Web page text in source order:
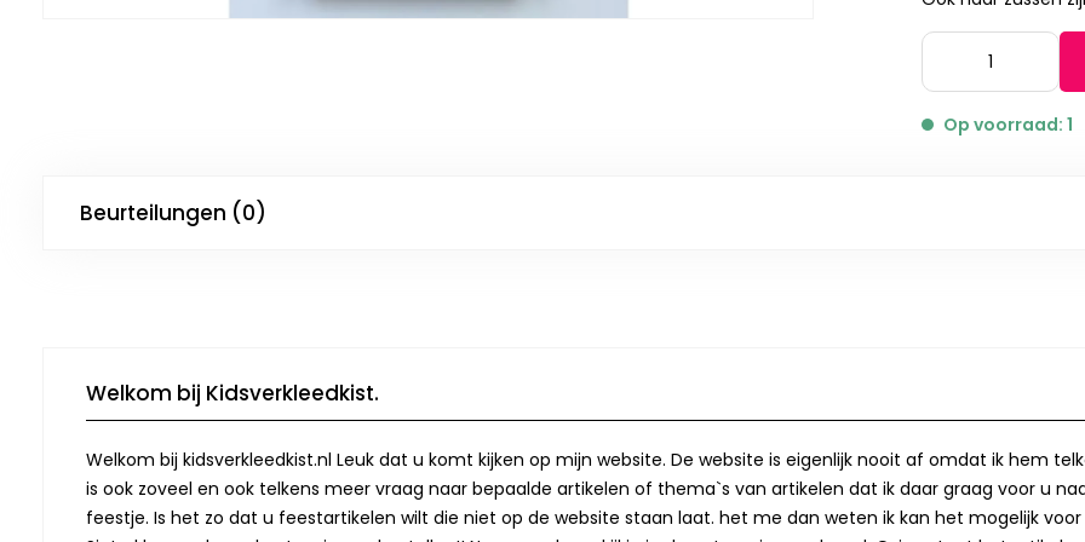
Op voorraad: 1
Beurteilungen (0)
Welkom bij Kidsverkleedkist.
Welkom bij kidsverkleedkist.nl Leuk dat u komt kijken op mijn website. De website is eigenlijk nooit af omdat ik hem
is ook zoveel en ook telkens meer vraag naar bepaalde artikelen of thema`s van artikelen dat ik daar graag voor u
feestje. Is het zo dat u feestartikelen wilt die niet op de website staan laat. het me dan weten ik kan het mogelijk